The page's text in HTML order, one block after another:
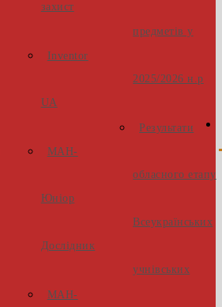
захист
Inventor
UA
МАН-
Юніор
Дослідник
МАН-
предметів у
2025/2026 н.р
Результати
обласного етапу
Всеукраїнських
учнівських